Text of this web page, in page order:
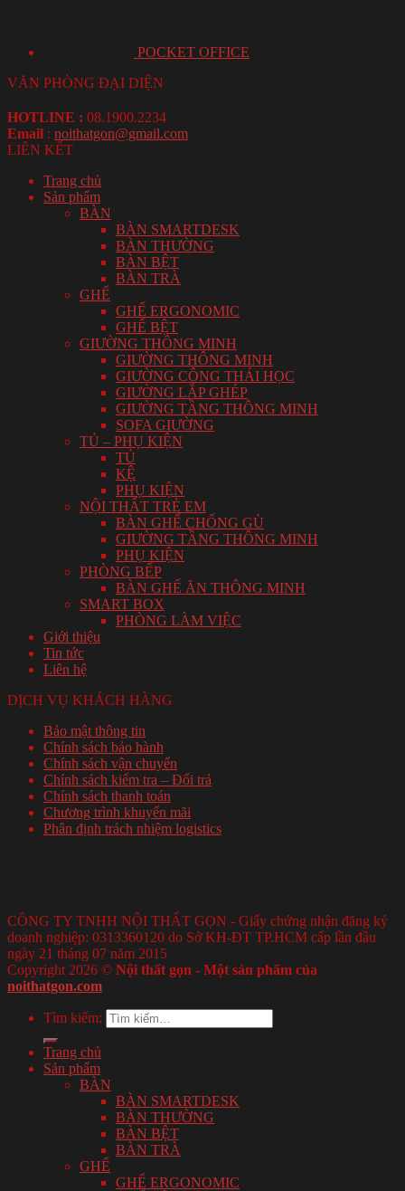
POCKET OFFICE
VĂN PHÒNG ĐẠI DIỆN
HOTLINE : 08.1900.2234
Email : noithatgon@gmail.com
LIÊN KẾT
Trang chủ
Sản phẩm
BÀN
BÀN SMARTDESK
BÀN THƯỜNG
BÀN BỆT
BÀN TRÀ
GHẾ
GHẾ ERGONOMIC
GHẾ BỆT
GIƯỜNG THÔNG MINH
GIƯỜNG THÔNG MINH
GIƯỜNG CÔNG THÁI HỌC
GIƯỜNG LẮP GHÉP
GIƯỜNG TẦNG THÔNG MINH
SOFA GIƯỜNG
TỦ – PHỤ KIỆN
TỦ
KỆ
PHỤ KIỆN
NỘI THẤT TRẺ EM
BÀN GHẾ CHỐNG GÙ
GIƯỜNG TẦNG THÔNG MINH
PHỤ KIỆN
PHÒNG BẾP
BÀN GHẾ ĂN THÔNG MINH
SMART BOX
PHÒNG LÀM VIỆC
Giới thiệu
Tin tức
Liên hệ
DỊCH VỤ KHÁCH HÀNG
Bảo mật thông tin
Chính sách bảo hành
Chính sách vận chuyển
Chính sách kiểm tra – Đổi trả
Chính sách thanh toán
Chương trình khuyến mãi
Phân định trách nhiệm logistics
CÔNG TY TNHH NỘI THẤT GỌN - Giấy chứng nhận đăng ký
doanh nghiệp: 0313360120 do Sở KH-ĐT TP.HCM cấp lần đầu
ngày 21 tháng 07 năm 2015
Copyright 2026 © Nội thất gọn - Một sản phẩm của
noithatgon.com
Tìm kiếm:
Trang chủ
Sản phẩm
BÀN
BÀN SMARTDESK
BÀN THƯỜNG
BÀN BỆT
BÀN TRÀ
GHẾ
GHẾ ERGONOMIC